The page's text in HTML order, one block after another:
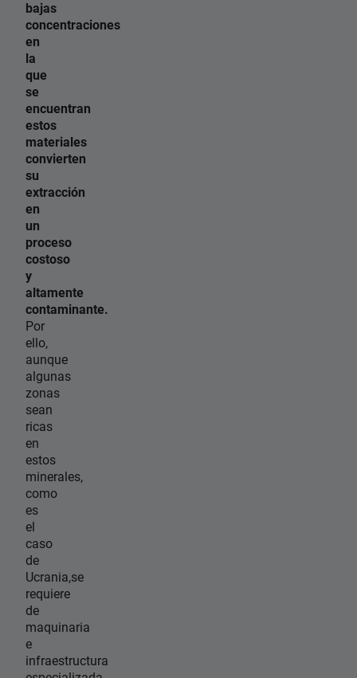
bajas
concentraciones
en
la
que
se
encuentran
estos
materiales
convierten
su
extracción
en
un
proceso
costoso
y
altamente
contaminante.
Por
ello,
aunque
algunas
zonas
sean
ricas
en
estos
minerales,
como
es
el
caso
de
Ucrania,se
requiere
de
maquinaria
e
infraestructura